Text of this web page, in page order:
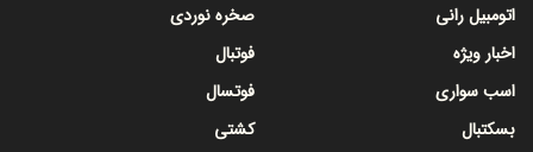
اتومبیل رانی
اخبار ویژه
اسب سواری
بسکتبال
صخره نوردی
فوتبال
فوتسال
کشتی